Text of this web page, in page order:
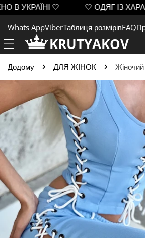
ДО ВМІСТУ
🤍 🤍 ОДЯГ ІЗ
Whats AppViberТаблиця розмірівFAQ
KRUTYAKOV
Додому ДЛЯ ЖІНОК
ПРО ПРОДУКТ